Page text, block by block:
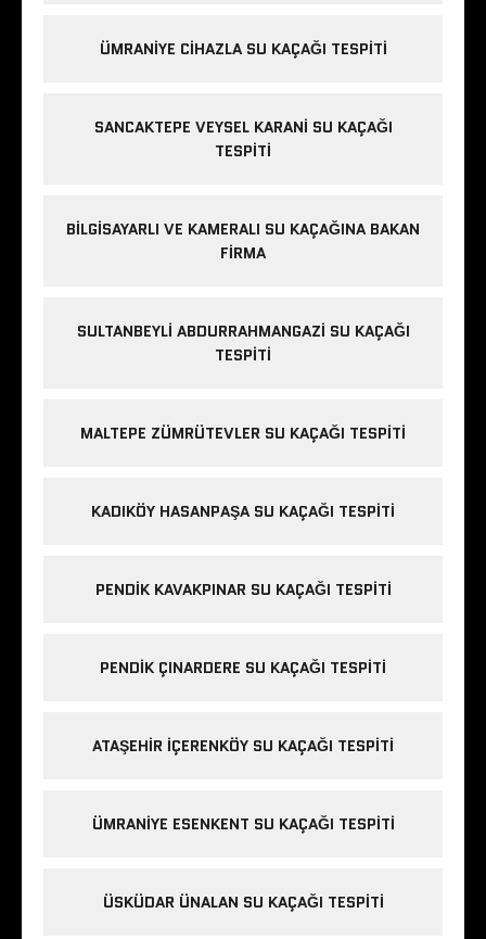
ÜMRANIYE CIHAZLA SU KAÇAĞI TESPITI
SANCAKTEPE VEYSEL KARANI SU KAÇAĞI
TESPITI
BILGISAYARLI VE KAMERALI SU KAÇAĞINA BAKAN
FIRMA
SULTANBEYLI ABDURRAHMANGAZI SU KAÇAĞI
TESPITI
MALTEPE ZÜMRÜTEVLER SU KAÇAĞI TESPITI
KADIKÖY HASANPAŞA SU KAÇAĞI TESPITI
PENDIK KAVAKPINAR SU KAÇAĞI TESPITI
PENDIK ÇINARDERE SU KAÇAĞI TESPITI
ATAŞEHIR İÇERENKÖY SU KAÇAĞI TESPITI
ÜMRANIYE ESENKENT SU KAÇAĞI TESPITI
ÜSKÜDAR ÜNALAN SU KAÇAĞI TESPITI